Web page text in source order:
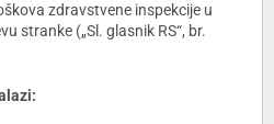
zdravstvene inspekcije u
stranke („Sl. glasnik RS“, br.